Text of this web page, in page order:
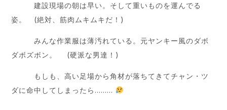
建設現場の朝は早い。そして重いものを運んでる
姿。 (絶対、筋肉ムキムキだ！)
みんな作業服は薄汚れている。元ヤンキー風のダボ
ダボズボン。 (硬派な男達！)
もしも、高い足場から角材が落ちてきてチャン・ツ
ダに命中してしまったら………